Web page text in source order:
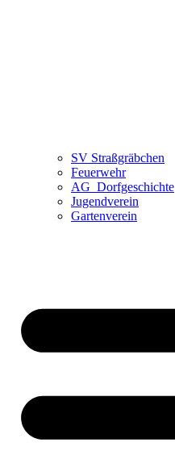
SV Straßgräbchen
Feuerwehr
AG_Dorfgeschichte
Jugendverein
Gartenverein